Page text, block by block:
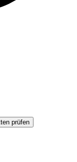
prüfen